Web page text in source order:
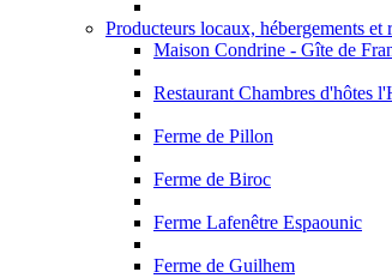
Producteurs locaux, hébergements et
Maison Condrine - Gîte de
Restaurant Chambres d'hôtes
Ferme de Pillon
Ferme de Biroc
Ferme Lafenêtre Espaounic
Ferme de Guilhem